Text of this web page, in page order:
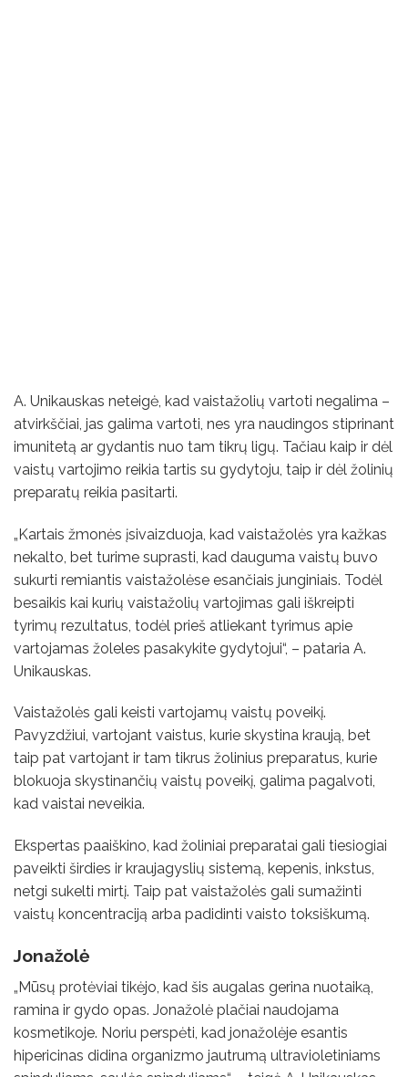
A. Unikauskas neteigė, kad vaistažolių vartoti negalima –
atvirkščiai, jas galima vartoti, nes yra naudingos stiprinant
imunitetą ar gydantis nuo tam tikrų ligų. Tačiau kaip ir dėl
vaistų vartojimo reikia tartis su gydytoju, taip ir dėl žolinių
preparatų reikia pasitarti.
„Kartais žmonės įsivaizduoja, kad vaistažolės yra kažkas
nekalto, bet turime suprasti, kad dauguma vaistų buvo
sukurti remiantis vaistažolėse esančiais junginiais. Todėl
besaikis kai kurių vaistažolių vartojimas gali iškreipti
tyrimų rezultatus, todėl prieš atliekant tyrimus apie
vartojamas žoleles pasakykite gydytojui“, – pataria A.
Unikauskas.
Vaistažolės gali keisti vartojamų vaistų poveikį.
Pavyzdžiui, vartojant vaistus, kurie skystina kraują, bet
taip pat vartojant ir tam tikrus žolinius preparatus, kurie
blokuoja skystinančių vaistų poveikį, galima pagalvoti,
kad vaistai neveikia.
Ekspertas paaiškino, kad žoliniai preparatai gali tiesiogiai
paveikti širdies ir kraujagyslių sistemą, kepenis, inkstus,
netgi sukelti mirtį. Taip pat vaistažolės gali sumažinti
vaistų koncentraciją arba padidinti vaisto toksiškumą.
Jonažolė
„Mūsų protėviai tikėjo, kad šis augalas gerina nuotaiką,
ramina ir gydo opas. Jonažolė plačiai naudojama
kosmetikoje. Noriu perspėti, kad jonažolėje esantis
hipericinas didina organizmo jautrumą ultravioletiniams